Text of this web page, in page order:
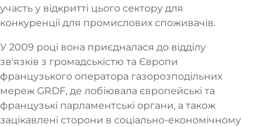
участь у відкритті цього сектору для
конкуренції для промислових споживачів.
У 2009 році вона приєдналася до відділу
зв'язків з громадськістю та Європи
французького оператора газорозподільних
мереж GRDF, де лобіювала європейські та
французькі парламентські органи, а також
зацікавлені сторони в соціально-економічному